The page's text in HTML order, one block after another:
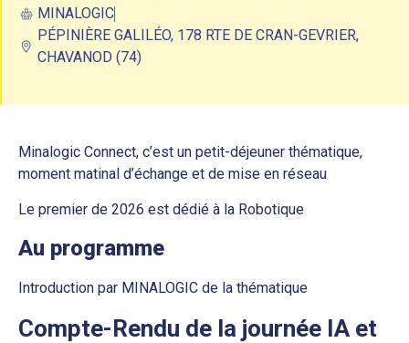
MINALOGIC
PÉPINIÈRE GALILÉO, 178 RTE DE CRAN-GEVRIER,
CHAVANOD (74)
Minalogic Connect, c’est un petit-déjeuner thématique,
moment matinal d’échange et de mise en réseau
Le premier de 2026 est dédié à la Robotique
Au programme
Introduction par MINALOGIC de la thématique
Compte-Rendu de la journée IA et